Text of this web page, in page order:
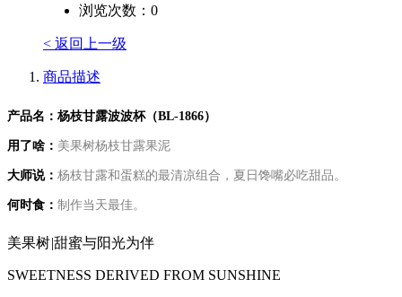
浏览次数： 0
< 返回上一级
商品描述
产品名： 杨枝甘露波波杯（BL-1866）
用了啥： 美果树杨枝甘露果泥
大师说： 杨枝甘露和蛋糕的最清凉组合，夏日馋嘴必吃甜品。
何时食： 制作当天最佳。
美果树|甜蜜与阳光为伴
SWEETNESS DERIVED FROM SUNSHINE